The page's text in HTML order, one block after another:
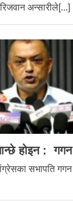
अन्सारीले[...]
होइन :
सभापति